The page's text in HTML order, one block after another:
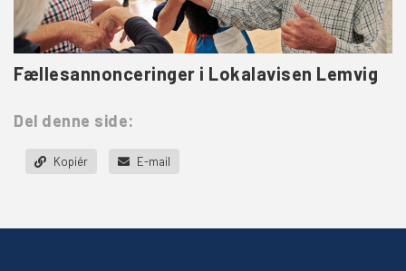
Fællesannonceringer i Lokalavisen Lemvig
Del denne side:
Kopiér E-mail